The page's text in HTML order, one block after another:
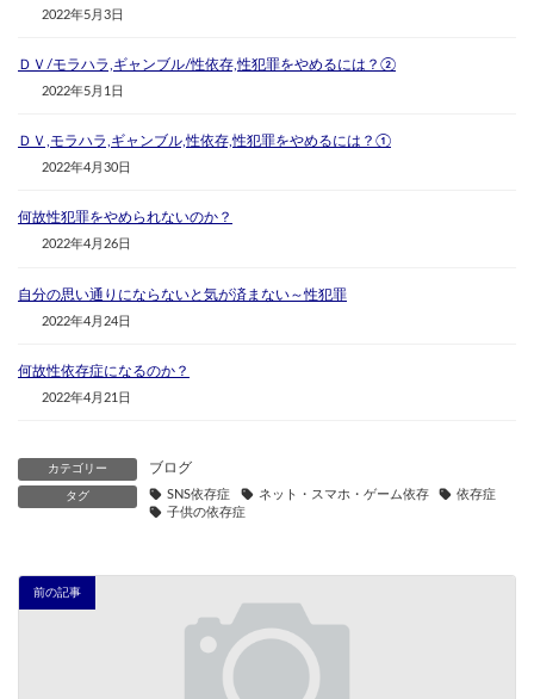
2022年5月3日
ＤＶ/モラハラ,ギャンブル/性依存,性犯罪をやめるには？②
2022年5月1日
ＤＶ,モラハラ,ギャンブル,性依存,性犯罪をやめるには？①
2022年4月30日
何故性犯罪をやめられないのか？
2022年4月26日
自分の思い通りにならないと気が済まない～性犯罪
2022年4月24日
何故性依存症になるのか？
2022年4月21日
カテゴリー ブログ
タグ SNS依存症 ネット・スマホ・ゲーム依存
依存症
子供の依存症
前の記事